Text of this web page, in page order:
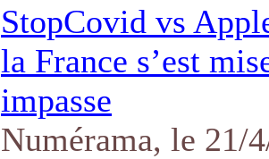
StopCovid vs
la France s’est
impasse
Numérama, le 21/